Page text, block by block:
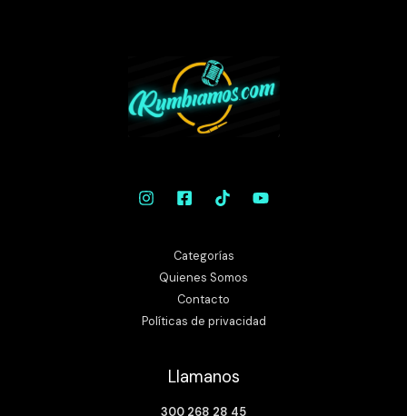
Categorías
Quienes Somos
Contacto
Políticas de privacidad
Llamanos
300 268 28 45